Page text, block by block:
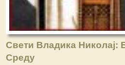
Свети Владика Николај:
Среду